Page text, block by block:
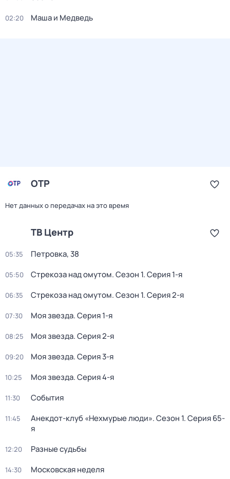
02:20 Маша и Медведь
ОТР
Нет данных о передачах на это время
ТВ Центр
05:35 Петровка, 38
05:50 Стрекоза над омутом. Сезон 1. Серия 1-я
06:35 Стрекоза над омутом. Сезон 1. Серия 2-я
07:30 Моя звезда. Серия 1-я
08:25 Моя звезда. Серия 2-я
09:20 Моя звезда. Серия 3-я
10:25 Моя звезда. Серия 4-я
11:30 События
11:45 Анекдот-клуб «Нехмурые люди». Сезон 1. Серия 65-
я
12:20 Разные судьбы
14:30 Московская неделя